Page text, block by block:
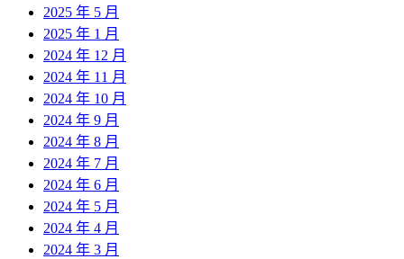
2025 年 5 月
2025 年 1 月
2024 年 12 月
2024 年 11 月
2024 年 10 月
2024 年 9 月
2024 年 8 月
2024 年 7 月
2024 年 6 月
2024 年 5 月
2024 年 4 月
2024 年 3 月